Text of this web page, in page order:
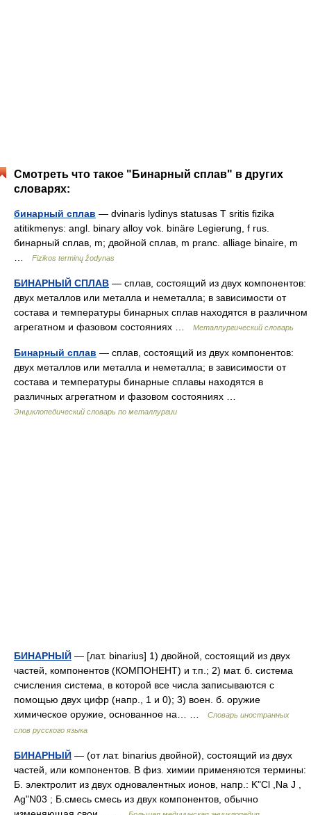
Смотреть что такое "Бинарный сплав" в других
словарях:
бинарный сплав — dvinaris lydinys statusas T sritis fizika
atitikmenys: angl. binary alloy vok. binäre Legierung, f rus.
бинарный сплав, m; двойной сплав, m pranc. alliage binaire, m
Fizikos terminų žodynas
БИНАРНЫЙ СПЛАВ — сплав, состоящий из двух компонентов:
двух металлов или металла и неметалла; в зависимости от
состава и температуры бинарных сплав находятся в различном
агрегатном и фазовом состояниях …
Металлургический словарь
Бинарный сплав — сплав, соcтоящий из двух компонентов:
двух металлов или металла и неметалла; в зависимости от
состава и температуры бинарные сплавы находятся в
различных агрегатном и фазовом состояниях …
Энциклопедический словарь по металлургии
БИНАРНЫЙ — [лат. binarius] 1) двойной, состоящий из двух
частей, компонентов (КОМПОНЕНТ) и т.п.; 2) мат. б. система
счисления система, в которой все числа записываются с
помощью двух цифр (напр., 1 и 0); 3) воен. б. оружие
химическое оружие, основанное на… …
Словарь иностранных
слов русского языка
БИНАРНЫЙ — (от лат. binarius двойной), состоящий из двух
частей, или компонентов. В физ. химии применяются термины:
Б. электролит из двух одновалентных ионов, напр.: K"Cl ,Na J ,
Ag"N03 ; Б.смесь смесь из двух компонентов, обычно